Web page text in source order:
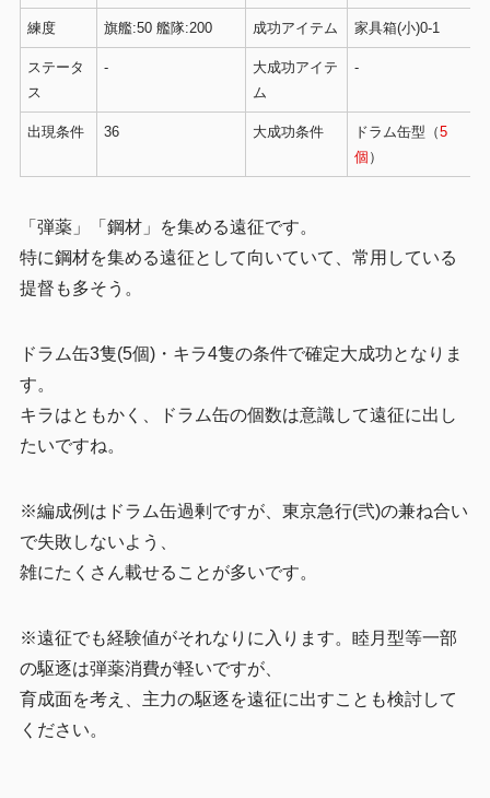
練度 旗艦:50 艦隊:200 成功アイテム 家具箱(小)0-1
ステータ
ス
-
大成功アイテ
ム
-
出現条件 36 大成功条件 ドラム缶型（5
個 ）
「弾薬」「鋼材」を集める遠征です。
特に鋼材を集める遠征として向いていて、常用している
提督も多そう。
ドラム缶3隻(5個)・キラ4隻の条件で確定大成功となりま
す。
キラはともかく、ドラム缶の個数は意識して遠征に出し
たいですね。
※編成例はドラム缶過剰ですが、東京急行(弐)の兼ね合い
で失敗しないよう、
雑にたくさん載せることが多いです。
※遠征でも経験値がそれなりに入ります。睦月型等一部
の駆逐は弾薬消費が軽いですが、
育成面を考え、主力の駆逐を遠征に出すことも検討して
ください。